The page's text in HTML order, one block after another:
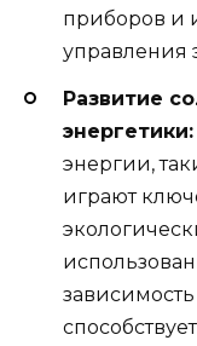
приборов и
управления
Развитие
энергетики:
энергии,
играют